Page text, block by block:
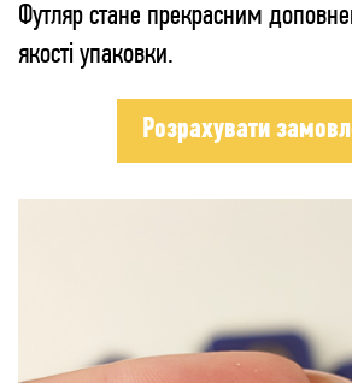
Футляр стане прекрасним
якості упаковки.
Розрахувати